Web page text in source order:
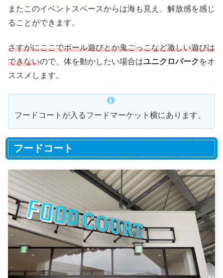
またこのイベントスペースからは海も見え、解放感を感じ
ることができます。
さすがにここでボール遊びとか鬼ごっこなど激しい遊びは
できないので、体を動かしたい場合はユニクロパーク をオ
ススメします。
フードコートが入るフードマーケット横にあります。
フードコート